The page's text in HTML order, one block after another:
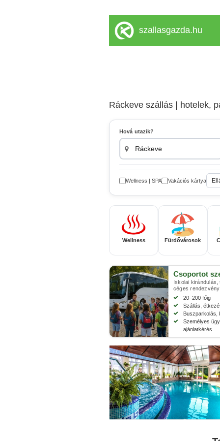
szallasgazda.hu
Ráckeve szállás | hotelek,
Hová utazik?
Wellness | SPA Vakációs kártya
Wellness Fürdővárosok
Csoportot
Iskolai
céges
20–200 főig
Szállás,
Buszparkolás,
Személyes
ajánlatkérés